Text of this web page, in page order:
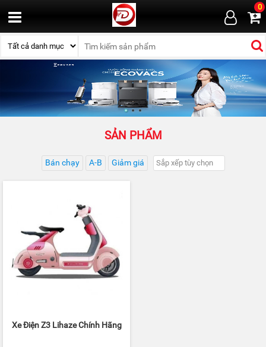
0
SẢN PHẨM
Bán chạy A-B Giảm giá
Xe Điện Z3 Lihaze Chính Hãng